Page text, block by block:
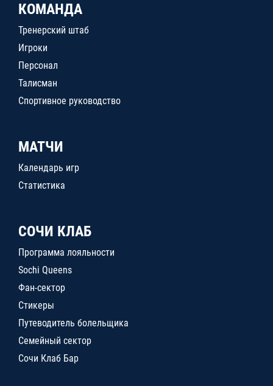
КОМАНДА
Тренерский штаб
Игроки
Персонал
Талисман
Спортивное руководство
МАТЧИ
Календарь игр
Статистика
СОЧИ КЛАБ
Программа лояльности
Sochi Queens
Фан-сектор
Стикеры
Путеводитель болельщика
Семейный сектор
Сочи Клаб Бар